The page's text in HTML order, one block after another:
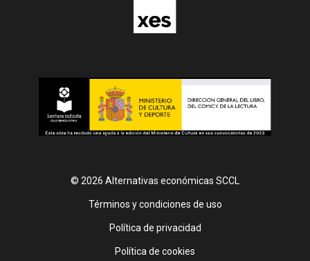
© 2026 Alternativas económicas SCCL
Footer
Términos y condiciones de uso
Política de privacidad
Política de cookies